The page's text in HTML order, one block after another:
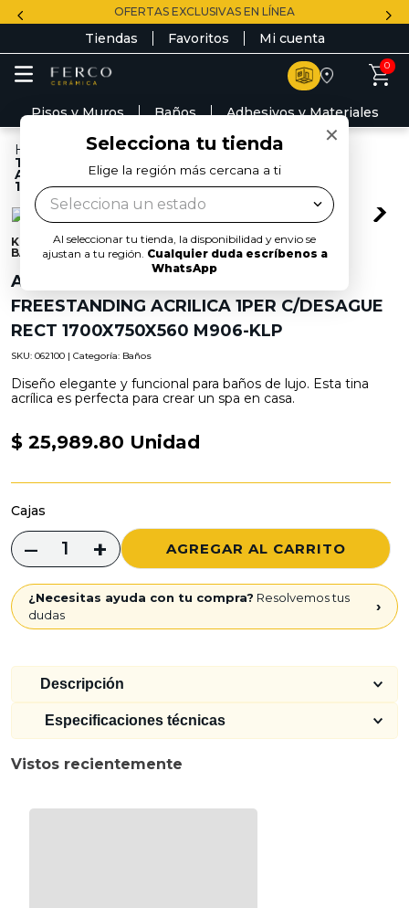
OFERTAS EXCLUSIVAS EN LÍNEA
Tiendas Favoritos Mi cuenta
×
Selecciona tu tienda
Elige la región más cercana a ti
Selecciona un estado
Al seleccionar tu tienda, la disponibilidad y envio se
ajustan a tu región. Cualquier duda escríbenos a
WhatsApp
Busca el producto para tu proyecto
TÉRMINOS MÁS BUSCADOS
1
daltile
2
lavamanos
3
4.
33x33
5.
klp
7.
lambrin
8
espejo
0
Pisos y Muros Baños Adhesivos y Materiales
Baños ANTALYA II BLANCA
TINA SENCILLA FREESTANDING
ACRILICA 1PER C/DESAGUE RECT
1700X750X560 M906-KLP
KLP
BAÑOS
ANTALYA II BLANCA TINA SENCILLA
FREESTANDING ACRILICA 1PER C/DESAGUE
RECT 1700X750X560 M906-KLP
SKU: 062100 | Categoría: Baños
Diseño elegante y funcional para baños de lujo. Esta tina
acrílica es perfecta para crear un spa en casa.
$ 25,989.80 Unidad
Cajas
– + AGREGAR AL CARRITO
¿Necesitas ayuda con tu compra? Resolvemos tus
dudas
›
Descripción
Especificaciones técnicas
Vistos recientemente